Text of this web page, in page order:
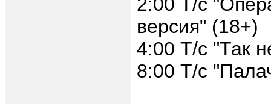
версия" (18+)
4:00 Т/с "Так
8:00 Т/с